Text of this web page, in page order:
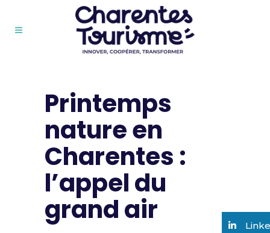
Printemps
nature en
Charentes :
l’appel du
grand air